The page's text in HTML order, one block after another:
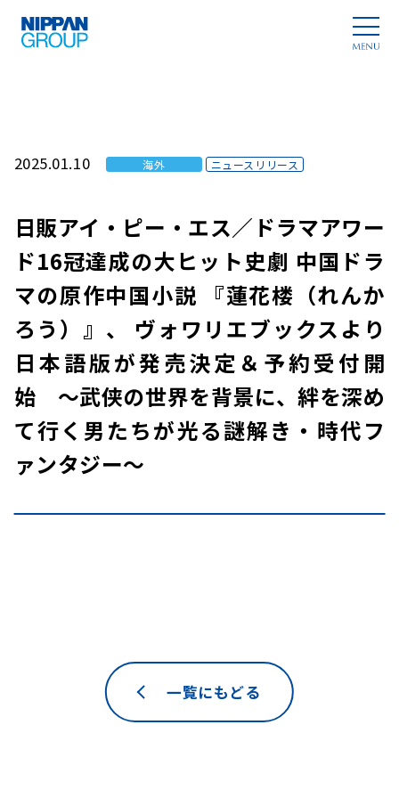
2025.01.10 海外 ニュースリリース
日販アイ・ピー・エス／ドラマアワー
ド16冠達成の大ヒット史劇 中国ドラ
マの原作中国小説 『蓮花楼（れんか
ろう）』、 ヴォワリエブックスより
日本語版が発売決定＆予約受付開
始 ～武侠の世界を背景に、絆を深め
て行く男たちが光る謎解き・時代フ
ァンタジー～
一覧にもどる